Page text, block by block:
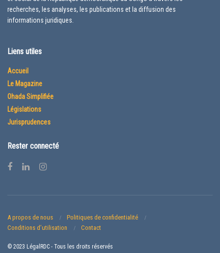
recherches, les analyses, les publications et la diffusion des
informations juridiques.
Liens utiles
Accueil
Le Magazine
Ohada Simplifiée
Législations
Jurisprudences
Rester connecté
A propos de nous
Politiques de confidentialité
Conditions d’utilisation
Contact
© 2023 LégalRDC - Tous les droits réservés